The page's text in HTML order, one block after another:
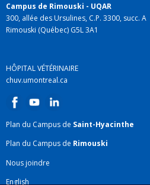
Campus de Rimouski - UQAR
300, allée des Ursulines, C.P. 3300, succ. A
Rimouski (Québec) G5L 3A1
HÔPITAL VÉTÉRINAIRE
chuv.umontreal.ca
Plan du Campus de Saint-Hyacinthe
Plan du Campus de Rimouski
Nous joindre
English